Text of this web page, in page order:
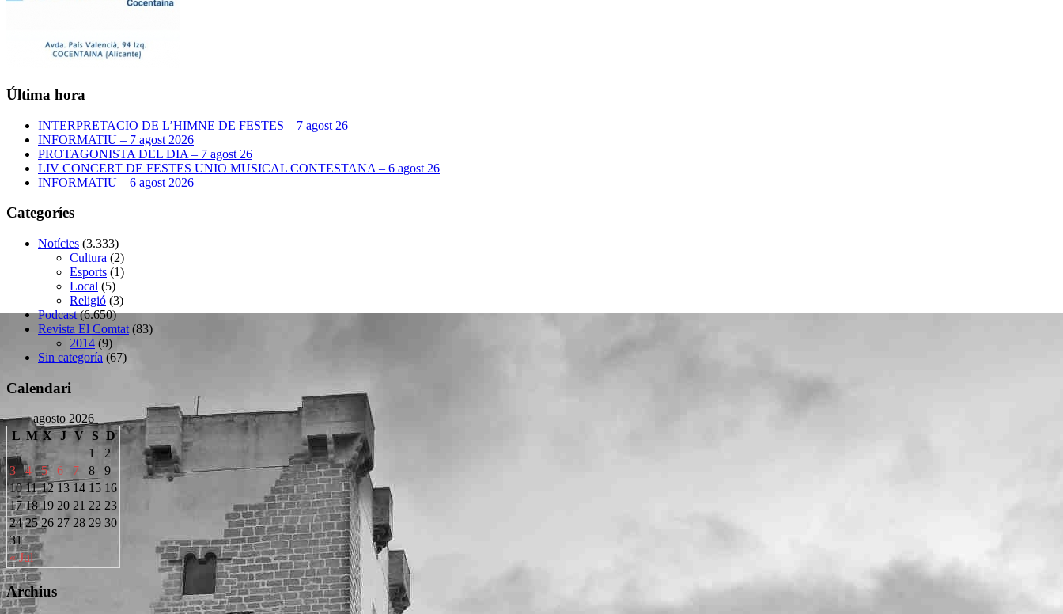
Última hora
INTERPRETACIO DE L’HIMNE DE FESTES – 7 agost 26
INFORMATIU – 7 agost 2026
PROTAGONISTA DEL DIA – 7 agost 26
LIV CONCERT DE FESTES UNIO MUSICAL CONTESTANA – 6 agost 26
INFORMATIU – 6 agost 2026
Categoríes
Notícies (3.333)
Cultura (2)
Esports (1)
Local (5)
Religió (3)
Podcast(6.650)
Revista El Comtat (83)
2014 (9)
Sin categoría (67)
Calendari
agosto 2026
L M X J V S D
« Jul
1
2
3
4 5 6 7 8
9
10 11 12 13 14 15 16
17 18 19 20 21 22 23
24 25 26 27 28 29 30
31
Archius